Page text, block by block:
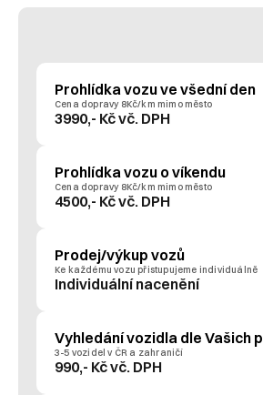
Prohlídka vozu ve všední den
Cena dopravy 8Kč/km mimo město
3990,- Kč vč. DPH
Prohlídka vozu o víkendu
Cena dopravy 8Kč/km mimo město
4500,- Kč vč. DPH
Prodej/výkup vozů
Ke každému vozu přistupujeme individuálně
Individuální nacenění
Vyhledání vozidla dle Vašich
3-5 vozidel v ČR a zahraničí
990,- Kč vč. DPH